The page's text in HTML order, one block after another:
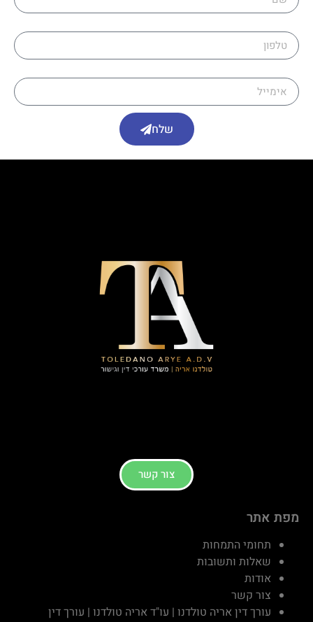
שלח
צור קשר
מפת אתר
תחומי התמחות
שאלות ותשובות
אודות
צור קשר
עורך דין אריה טולדנו | עו"ד אריה טולדנו | עורך דין